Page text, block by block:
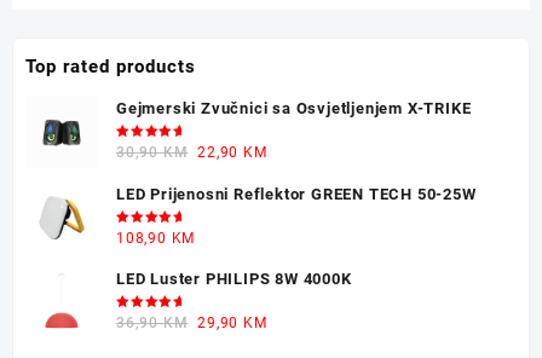
Top rated products
Gejmerski Zvučnici sa Osvjetljenjem X-TRIKE
Ocjenjeno
5.00 od 5
30,90KM Original
was:
22,90 KMCurrent
is:
LED Prijenosni Reflektor GREEN TECH 50-25W
Ocjenjeno
5.00od 5
108,90 KM
LED Luster PHILIPS 8W 4000K
Ocjenjeno
5.00 od 5
36,90KM Original
29,90 KMCurrent